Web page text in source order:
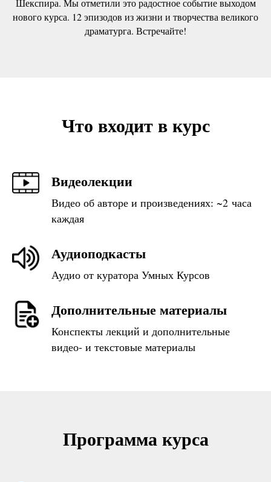
Шекспира. Мы отметили это радостное событие выходом
нового курса. 12 эпизодов из жизни и творчества великого
драматурга. Встречайте!
Что входит в курс
Видеолекции
Видео об авторе и произведениях: ~2 часа
каждая
Аудиоподкасты
Аудио от куратора Умных Курсов
Дополнительные материалы
Конспекты лекций и дополнительные
видео- и текстовые материалы
Программа курса